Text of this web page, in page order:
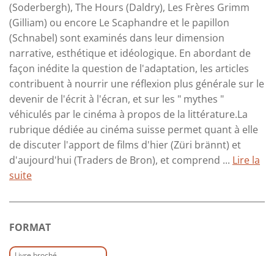
(Soderbergh), The Hours (Daldry), Les Frères Grimm
(Gilliam) ou encore Le Scaphandre et le papillon
(Schnabel) sont examinés dans leur dimension
narrative, esthétique et idéologique. En abordant de
façon inédite la question de l'adaptation, les articles
contribuent à nourrir une réflexion plus générale sur le
devenir de l'écrit à l'écran, et sur les " mythes "
véhiculés par le cinéma à propos de la littérature.La
rubrique dédiée au cinéma suisse permet quant à elle
de discuter l'apport de films d'hier (Züri brännt) et
d'aujourd'hui (Traders de Bron), et comprend ... Lire la
suite
FORMAT